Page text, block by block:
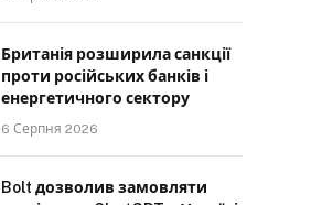
Британія розширила санкції
проти російських банків і
енергетичного сектору
6 Серпня 2026
Bolt дозволив замовляти